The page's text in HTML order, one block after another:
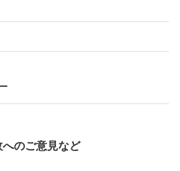
へのご意見など